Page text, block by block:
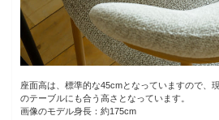
座面高は、標準的な45cmとなっていますので、
のテーブルにも合う高さとなっています。
画像のモデル身長：約175cm